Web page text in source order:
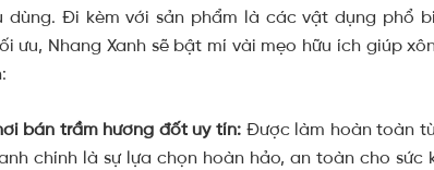
dùng. Đi kèm với sản phẩm là các vật dụng phổ
ưu, Nhang Xanh sẽ bật mí vài mẹo hữu ích giúp
bán trầm hương đốt uy tín: Được làm hoàn toàn
chính là sự lựa chọn hoàn hảo, an toàn cho sức